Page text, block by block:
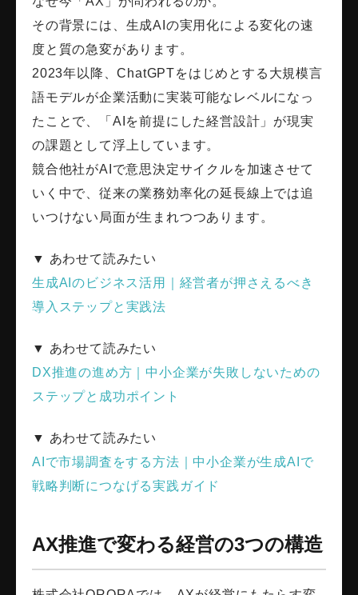
その背景には、生成AIの実用化による変化の速
度と質の急変があります。
2023年以降、ChatGPTをはじめとする大規模言
語モデルが企業活動に実装可能なレベルになっ
たことで、「AIを前提にした経営設計」が現実
の課題として浮上しています。
競合他社がAIで意思決定サイクルを加速させて
いく中で、従来の業務効率化の延長線上では追
いつけない局面が生まれつつあります。
▼ あわせて読みたい
生成AIのビジネス活用｜経営者が押さえるべき
導入ステップと実践法
▼ あわせて読みたい
DX推進の進め方｜中小企業が失敗しないための
ステップと成功ポイント
▼ あわせて読みたい
AIで市場調査をする方法｜中小企業が生成AIで
戦略判断につなげる実践ガイド
AX推進で変わる経営の3つの構造